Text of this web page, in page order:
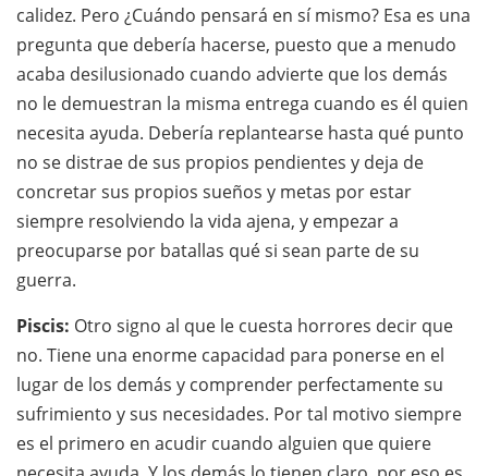
calidez. Pero ¿Cuándo pensará en sí mismo? Esa es una
pregunta que debería hacerse, puesto que a menudo
acaba desilusionado cuando advierte que los demás
no le demuestran la misma entrega cuando es él quien
necesita ayuda. Debería replantearse hasta qué punto
no se distrae de sus propios pendientes y deja de
concretar sus propios sueños y metas por estar
siempre resolviendo la vida ajena, y empezar a
preocuparse por batallas qué si sean parte de su
guerra.
Piscis: Otro signo al que le cuesta horrores decir que
no. Tiene una enorme capacidad para ponerse en el
lugar de los demás y comprender perfectamente su
sufrimiento y sus necesidades. Por tal motivo siempre
es el primero en acudir cuando alguien que quiere